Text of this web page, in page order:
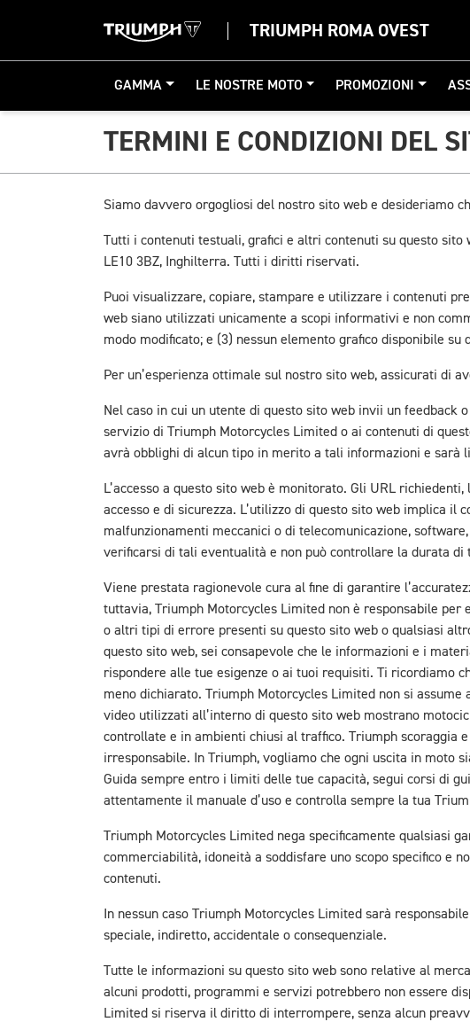
TRIUMPH ROMA OVEST
GAMMA LE NOSTRE MOTO PROMOZIONI
TERMINI E CONDIZIONI DEL
Siamo davvero orgogliosi del nostro sito web e desideriamo
Tutti i contenuti testuali, grafici e altri contenuti su questo sito
LE10 3BZ, Inghilterra. Tutti i diritti riservati.
Puoi visualizzare, copiare, stampare e utilizzare i contenuti
web siano utilizzati unicamente a scopi informativi e non
modo modificato; e (3) nessun elemento grafico disponibile
Per un’esperienza ottimale sul nostro sito web, assicurati di
Nel caso in cui un utente di questo sito web invii un
servizio di Triumph Motorcycles Limited o ai contenuti di
avrà obblighi di alcun tipo in merito a tali informazioni e
L’accesso a questo sito web è monitorato. Gli URL
accesso e di sicurezza. L’utilizzo di questo sito web implica il
malfunzionamenti meccanici o di telecomunicazione,
verificarsi di tali eventualità e non può controllare la durata
Viene prestata ragionevole cura al fine di garantire
tuttavia, Triumph Motorcycles Limited non è responsabile
o altri tipi di errore presenti su questo sito web o qualsiasi
questo sito web, sei consapevole che le informazioni e i
rispondere alle tue esigenze o ai tuoi requisiti. Ti ricordiamo
meno dichiarato. Triumph Motorcycles Limited non si
video utilizzati all’interno di questo sito web mostrano
controllate e in ambienti chiusi al traffico. Triumph scoraggia
irresponsabile. In Triumph, vogliamo che ogni uscita in moto
Guida sempre entro i limiti delle tue capacità, segui corsi di
attentamente il manuale d’uso e controlla sempre la tua
Triumph Motorcycles Limited nega specificamente qualsiasi
commerciabilità, idoneità a soddisfare uno scopo specifico e
contenuti.
In nessun caso Triumph Motorcycles Limited sarà
speciale, indiretto, accidentale o consequenziale.
Tutte le informazioni su questo sito web sono relative al
alcuni prodotti, programmi e servizi potrebbero non essere
Limited si riserva il diritto di interrompere, senza alcun